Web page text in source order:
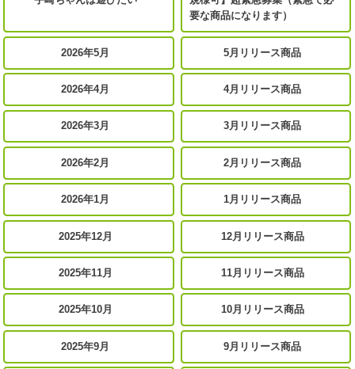
要な商品になります）
2026年5月 5月リリース商品
2026年4月 4月リリース商品
2026年3月 3月リリース商品
2026年2月 2月リリース商品
2026年1月 1月リリース商品
2025年12月 12月リリース商品
2025年11月 11月リリース商品
2025年10月 10月リリース商品
2025年9月 9月リリース商品